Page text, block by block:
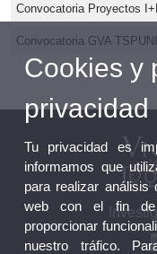
Convocatoria Proyectos
Convocatoria GVA
Cookies y
privacidad
Tu privacidad es
informamos que
para realizar análisis
web con el fin de
proporcionar
nuestro tráfico.